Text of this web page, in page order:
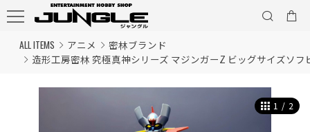
ALL ITEMS アニメ
密林ブランド
造形工房密林 究極真神シリーズ マジンガーZ ビッグサイズソフ
1 / 2